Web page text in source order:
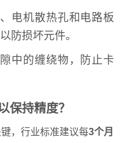
电机散热孔和电路板
以防损坏元件。
中的缠绕物，防止卡
保持精度？
，行业标准建议每3个月